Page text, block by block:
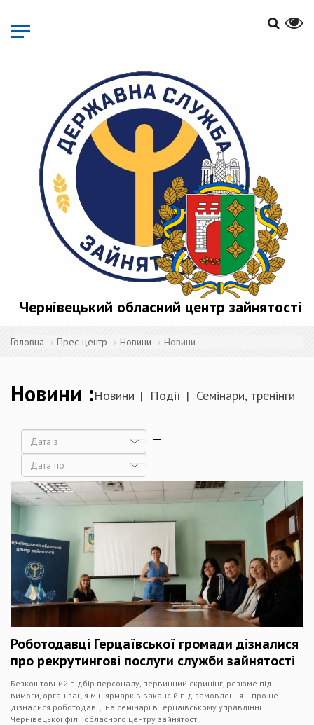
основного
матеріалу
Чернівецький обласний центр зайнятості
Головна Прес-центр Новини Новини
Новини Новини Події Семінари, тренінги
Дата
Дата
Роботодавці Герцаївської громади дізналися
про рекрутингові послуги служби зайнятості
Безкоштовний підбір персоналу, первинний скринінг, резюме під
вимоги, організація мініярмарків вакансій під замовлення – про це
дізналися роботодавці на семінарі в Герцаївському управлінні
Чернівецької філії обласного центру зайнятості.